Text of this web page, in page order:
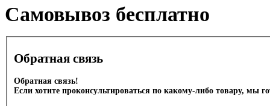
Cамовывоз бесплатно
Обратная связь
Обратная связь!
Если хотите проконсультироваться по какому-либо товару, мы